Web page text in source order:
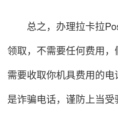
总之，办理拉卡拉
领取，不需要任何费用
需要收取你机具费用的
是诈骗电话，谨防上当受